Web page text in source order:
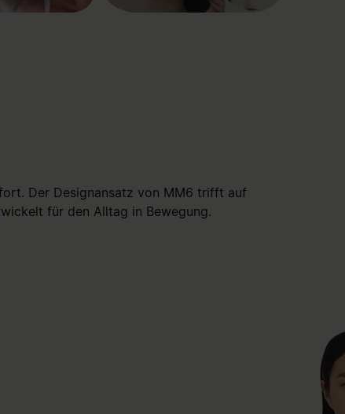
Der Designansatz von MM6 trifft auf
für den Alltag in Bewegung.